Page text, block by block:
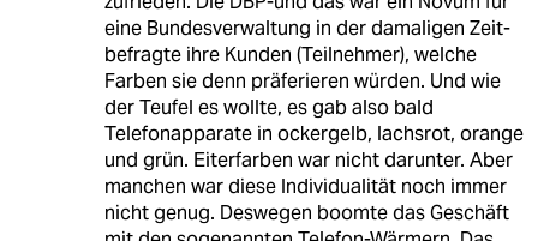
eine Bundesverwaltung in der damaligen Zeit-
befragte ihre Kunden (Teilnehmer), welche
Farben sie denn präferieren würden. Und wie
der Teufel es wollte, es gab also bald
Telefonapparate in ockergelb, lachsrot, orange
und grün. Eiterfarben war nicht darunter. Aber
manchen war diese Individualität noch immer
nicht genug. Deswegen boomte das Geschäft